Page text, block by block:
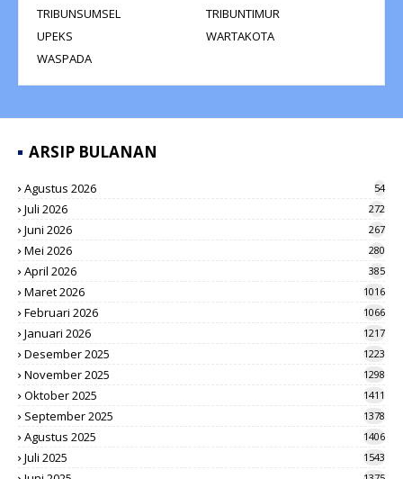
TRIBUNSUMSEL
TRIBUNTIMUR
UPEKS
WARTAKOTA
WASPADA
ARSIP BULANAN
Agustus 2026 54
Juli 2026 272
Juni 2026 267
Mei 2026 280
April 2026 385
Maret 2026 1016
Februari 2026 1066
Januari 2026 1217
Desember 2025 1223
November 2025 1298
Oktober 2025 1411
September 2025 1378
Agustus 2025 1406
Juli 2025 1543